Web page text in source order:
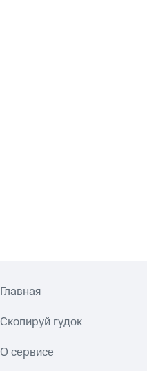
Главная
Скопируй гудок
О сервисе